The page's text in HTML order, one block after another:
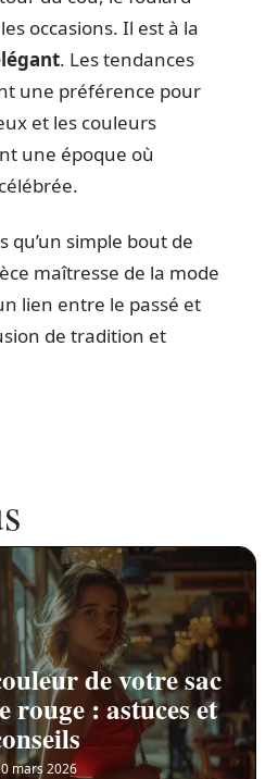
occasions. Il est à la
. Les tendances
une préférence pour
et les couleurs
une époque où
qu’un simple bout de
maîtresse de la mode
lien entre le passé et
de tradition et
de votre sac
rouge : astuces et
mars 2026